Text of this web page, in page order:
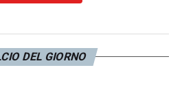
DEL GIORNO